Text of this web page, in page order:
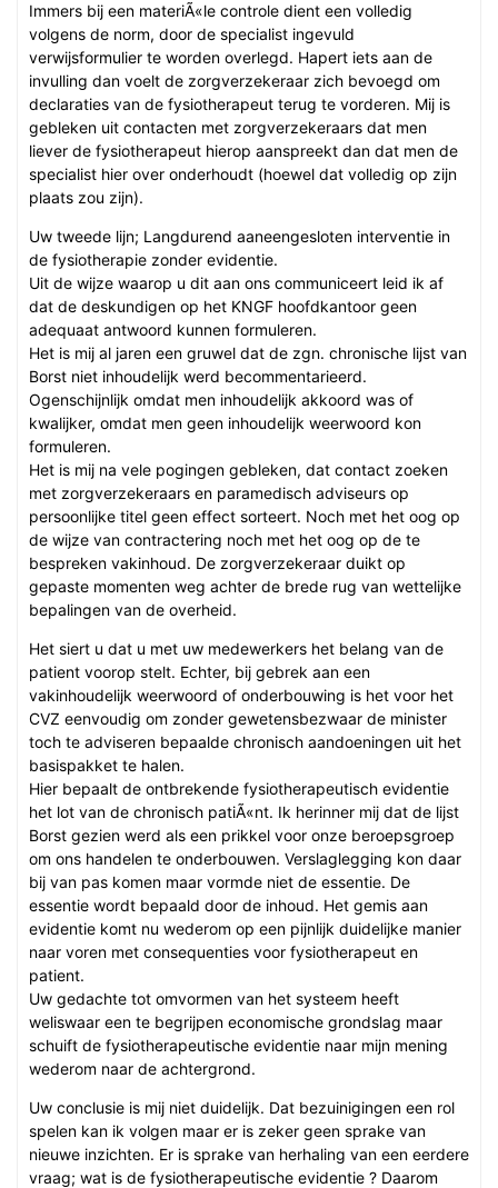
Immers bij een materiÃ«le controle dient een volledig
volgens de norm, door de specialist ingevuld
verwijsformulier te worden overlegd. Hapert iets aan de
invulling dan voelt de zorgverzekeraar zich bevoegd om
declaraties van de fysiotherapeut terug te vorderen. Mij is
gebleken uit contacten met zorgverzekeraars dat men
liever de fysiotherapeut hierop aanspreekt dan dat men de
specialist hier over onderhoudt (hoewel dat volledig op zijn
plaats zou zijn).
Uw tweede lijn; Langdurend aaneengesloten interventie in
de fysiotherapie zonder evidentie.
Uit de wijze waarop u dit aan ons communiceert leid ik af
dat de deskundigen op het KNGF hoofdkantoor geen
adequaat antwoord kunnen formuleren.
Het is mij al jaren een gruwel dat de zgn. chronische lijst van
Borst niet inhoudelijk werd becommentarieerd.
Ogenschijnlijk omdat men inhoudelijk akkoord was of
kwalijker, omdat men geen inhoudelijk weerwoord kon
formuleren.
Het is mij na vele pogingen gebleken, dat contact zoeken
met zorgverzekeraars en paramedisch adviseurs op
persoonlijke titel geen effect sorteert. Noch met het oog op
de wijze van contractering noch met het oog op de te
bespreken vakinhoud. De zorgverzekeraar duikt op
gepaste momenten weg achter de brede rug van wettelijke
bepalingen van de overheid.
Het siert u dat u met uw medewerkers het belang van de
patient voorop stelt. Echter, bij gebrek aan een
vakinhoudelijk weerwoord of onderbouwing is het voor het
CVZ eenvoudig om zonder gewetensbezwaar de minister
toch te adviseren bepaalde chronisch aandoeningen uit het
basispakket te halen.
Hier bepaalt de ontbrekende fysiotherapeutisch evidentie
het lot van de chronisch patiÃ«nt. Ik herinner mij dat de lijst
Borst gezien werd als een prikkel voor onze beroepsgroep
om ons handelen te onderbouwen. Verslaglegging kon daar
bij van pas komen maar vormde niet de essentie. De
essentie wordt bepaald door de inhoud. Het gemis aan
evidentie komt nu wederom op een pijnlijk duidelijke manier
naar voren met consequenties voor fysiotherapeut en
patient.
Uw gedachte tot omvormen van het systeem heeft
weliswaar een te begrijpen economische grondslag maar
schuift de fysiotherapeutische evidentie naar mijn mening
wederom naar de achtergrond.
Uw conclusie is mij niet duidelijk. Dat bezuinigingen een rol
spelen kan ik volgen maar er is zeker geen sprake van
nieuwe inzichten. Er is sprake van herhaling van een eerdere
vraag; wat is de fysiotherapeutische evidentie ? Daarom